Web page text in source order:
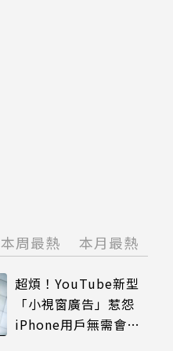
本周最熱 本月最熱
超煩！YouTube新型
「小視窗廣告」惹怨
iPhone用戶無需會員